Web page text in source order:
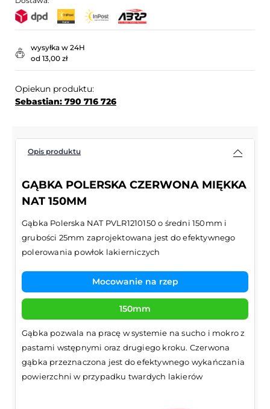
wysyłka w 24H
od 13,00 zł
Opiekun produktu:
Sebastian: 790 716 726
Opis produktu
GĄBKA POLERSKA CZERWONA MIĘKKA
NAT 150MM
Gąbka Polerska NAT PVLR1210150 o średni 150mm i
grubości 25mm zaprojektowana jest do efektywnego
polerowania powłok lakierniczych
Mocowanie na rzep
150mm
Gąbka pozwala na pracę w systemie na sucho i mokro z
pastami wstępnymi oraz drugiego kroku. Czerwona
gąbka przeznaczona jest do efektywnego wykańczania
powierzchni w przypadku twardych lakierów